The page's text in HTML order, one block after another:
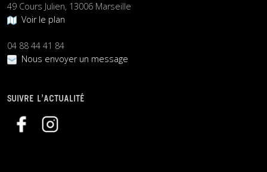
49 Cours Julien, 13006 Marseille
Voir le plan
04 88 44 41 84
Nous envoyer un message
SUIVRE L’ACTUALITÉ